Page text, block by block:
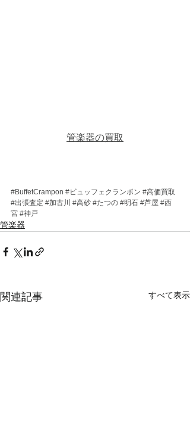
管楽器の買取
#BuffetCrampon #ビュッフェクランポン #高価買取
#出張査定 #加古川 #高砂 #たつの #明石 #芦屋 #西
宮 #神戸
管楽器
関連記事 すべて表示